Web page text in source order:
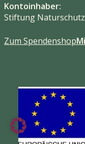
Kontoinhaber:
Stiftung
Zum Spendenshop